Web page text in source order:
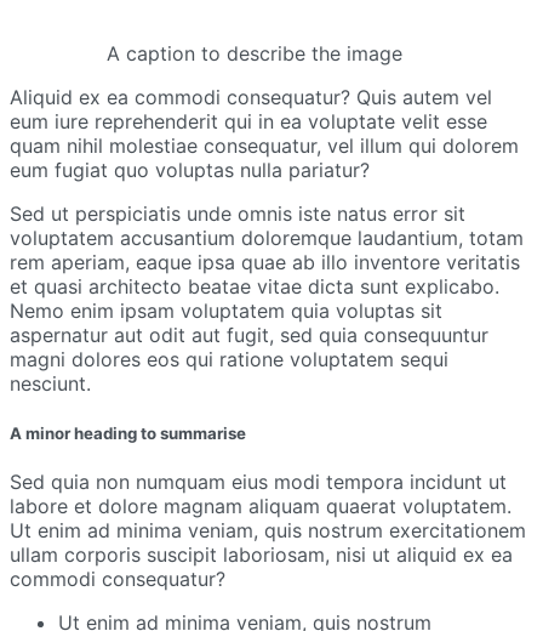
A caption to describe the image
Aliquid ex ea commodi consequatur? Quis autem vel
eum iure reprehenderit qui in ea voluptate velit esse
quam nihil molestiae consequatur, vel illum qui dolorem
eum fugiat quo voluptas nulla pariatur?
Sed ut perspiciatis unde omnis iste natus error sit
voluptatem accusantium doloremque laudantium, totam
rem aperiam, eaque ipsa quae ab illo inventore veritatis
et quasi architecto beatae vitae dicta sunt explicabo.
Nemo enim ipsam voluptatem quia voluptas sit
aspernatur aut odit aut fugit, sed quia consequuntur
magni dolores eos qui ratione voluptatem sequi
nesciunt.
A minor heading to summarise
Sed quia non numquam eius modi tempora incidunt ut
labore et dolore magnam aliquam quaerat voluptatem.
Ut enim ad minima veniam, quis nostrum exercitationem
ullam corporis suscipit laboriosam, nisi ut aliquid ex ea
commodi consequatur?
Ut enim ad minima veniam, quis nostrum